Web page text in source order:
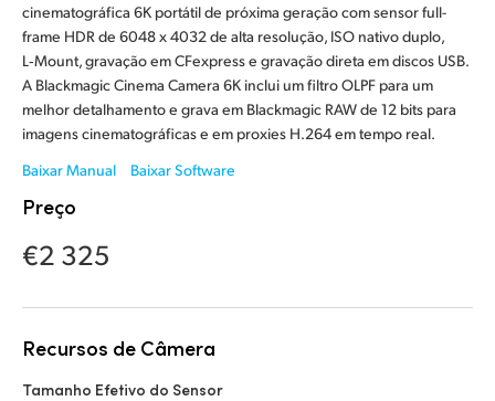
India
Italy
Japan
Korea
Malaysia
Netherlands
New Zealand
cinematográfica 6K portátil de próxima geração com sensor full-
frame HDR de 6048 x 4032 de alta resolução, ISO nativo duplo,
L‑Mount, gravação em CFexpress e gravação direta em discos USB.
A Blackmagic Cinema Camera 6K inclui um filtro OLPF para um
melhor detalhamento e grava em Blackmagic RAW de 12 bits para
imagens cinematográficas e em proxies H.264 em tempo real.
Baixar Manual
Baixar Software
Preço
€2 325
Recursos de Câmera
Tamanho Efetivo do Sensor